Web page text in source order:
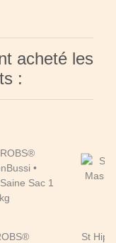
acheté les
:
St